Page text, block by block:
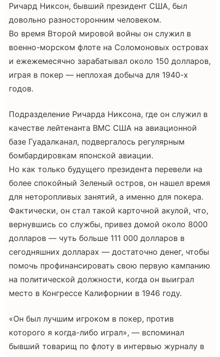
Ричард Никсон, бывший президент США, был
довольно разносторонним человеком.
Во время Второй мировой войны он служил в
военно-морском флоте на Соломоновых островах
и ежежемесячно зарабатывал около 150 долларов,
играя в покер — неплохая добыча для 1940-х
годов.
Подразделение Ричарда Никсона, где он служил в
качестве лейтенанта ВМС США на авиационной
базе Гуадалканал, подвергалось регулярным
бомбардировкам японской авиации.
Но как только будущего президента перевели на
более спокойный Зеленый остров, он нашел время
для неторопливых занятий, а именно для покера.
Фактически, он стал такой карточной акулой, что,
вернувшись со службы, привез домой около 8000
долларов — чуть больше 111 000 долларов в
сегодняшних долларах — достаточно денег, чтобы
помочь профинансировать свою первую кампанию
на политической должности, когда он выиграл
место в Конгрессе Калифорнии в 1946 году.
«Он был лучшим игроком в покер, против
которого я когда-либо играл», — вспоминал
бывший товарищ по флоту в интервью журналу в